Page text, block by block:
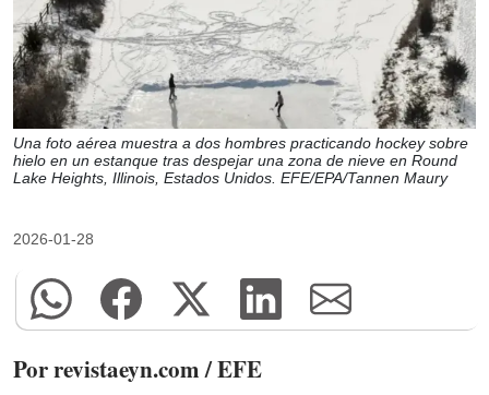
Una foto aérea muestra a dos hombres practicando hockey sobre
hielo en un estanque tras despejar una zona de nieve en Round
Lake Heights, Illinois, Estados Unidos. EFE/EPA/Tannen Maury
2026-01-28
Por revistaeyn.com / EFE